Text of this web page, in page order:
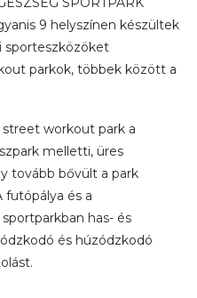
9 helyszínen készültek
sporteszközöket
parkok, többek között a
workout park a
melletti, üres
tovább bővült a park
futópálya és a
has- és
és húzódzkodó